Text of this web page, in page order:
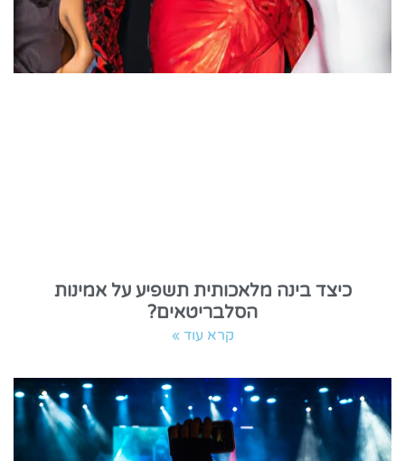
כיצד בינה מלאכותית תשפיע על אמינות
הסלבריטאים?
קרא עוד »